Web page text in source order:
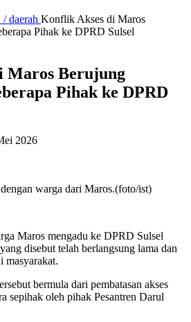
daerah Konflik Akses di Maros
Pihak ke DPRD Sulsel
Maros Berujung
Pihak ke DPRD
2026
warga dari Maros.(foto/ist)
Maros mengadu ke DPRD Sulsel
disebut telah berlangsung lama dan
masyarakat.
bermula dari pembatasan akses
sepihak oleh pihak Pesantren Darul